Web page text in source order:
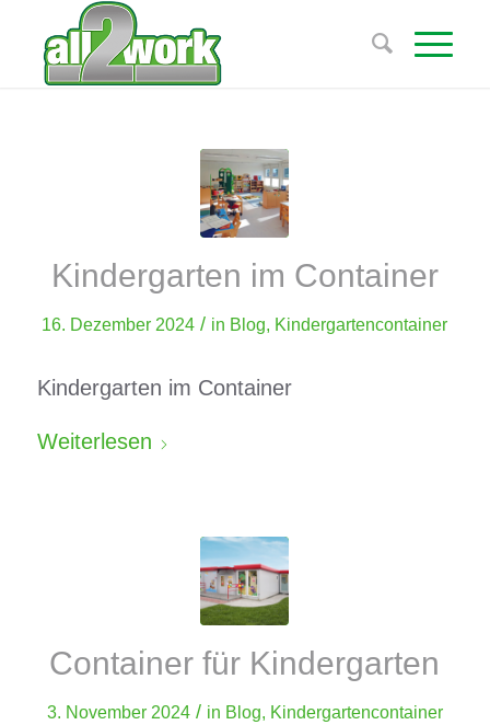
Kindergarten im Container
16. Dezember 2024 / in Blog, Kindergartencontainer
Kindergarten im Container
Weiterlesen
Container für Kindergarten
3. November 2024 / in Blog, Kindergartencontainer